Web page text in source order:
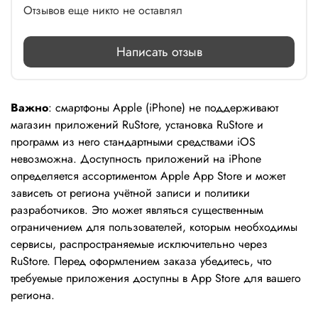
Отзывов еще никто не оставлял
Написать отзыв
Важно: смартфоны Apple (iPhone) не поддерживают
магазин приложений RuStore, установка RuStore и
программ из него стандартными средствами iOS
невозможна. Доступность приложений на iPhone
определяется ассортиментом Apple App Store и может
зависеть от региона учётной записи и политики
разработчиков. Это может являться существенным
ограничением для пользователей, которым необходимы
сервисы, распространяемые исключительно через
RuStore. Перед оформлением заказа убедитесь, что
требуемые приложения доступны в App Store для вашего
региона.